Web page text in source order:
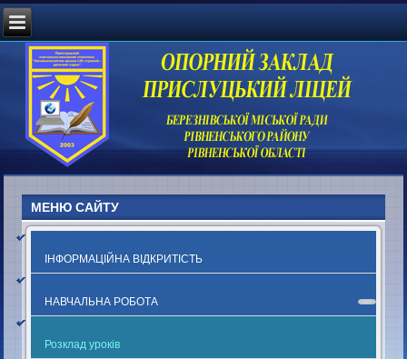
МЕНЮ САЙТУ
ІНФОРМАЦІЙНА ВІДКРИТІСТЬ
НАВЧАЛЬНА РОБОТА
Розклад уроків